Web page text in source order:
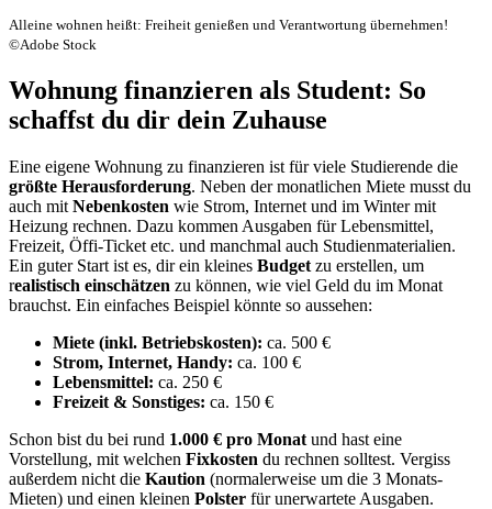
Alleine wohnen heißt: Freiheit genießen und Verantwortung übernehmen!
©Adobe Stock
Wohnung finanzieren als Student: So
schaffst du dir dein Zuhause
Eine eigene Wohnung zu finanzieren ist für viele Studierende die
größte Herausforderung. Neben der monatlichen Miete musst du
auch mit Nebenkosten wie Strom, Internet und im Winter mit
Heizung rechnen. Dazu kommen Ausgaben für Lebensmittel,
Freizeit, Öffi-Ticket etc. und manchmal auch Studienmaterialien.
Ein guter Start ist es, dir ein kleines Budget zu erstellen, um
realistisch einschätzen zu können, wie viel Geld du im Monat
brauchst. Ein einfaches Beispiel könnte so aussehen:
Miete (inkl. Betriebskosten): ca. 500 €
Strom, Internet, Handy: ca. 100 €
Lebensmittel: ca. 250 €
Freizeit & Sonstiges: ca. 150 €
Schon bist du bei rund 1.000 € pro Monat und hast eine
Vorstellung, mit welchen Fixkosten du rechnen solltest. Vergiss
außerdem nicht die Kaution (normalerweise um die 3 Monats-
Mieten) und einen kleinen Polster für unerwartete Ausgaben.